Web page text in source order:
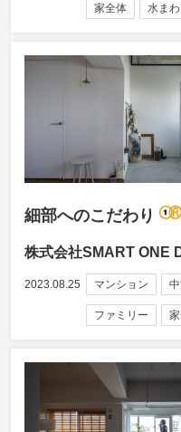
家全体 水まわ
細部へのこだわり
株式会社SMART ONE
2023.08.25 マンション
ファミリー